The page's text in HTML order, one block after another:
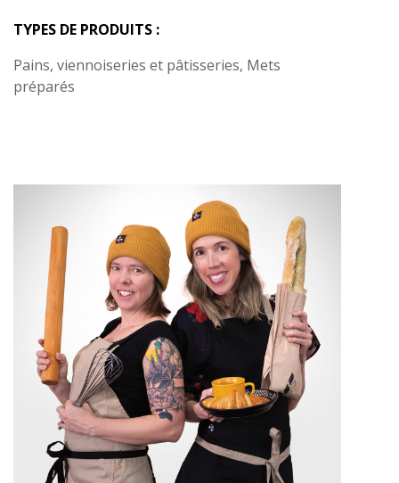
TYPES DE PRODUITS :
Pains, viennoiseries et pâtisseries, Mets
préparés